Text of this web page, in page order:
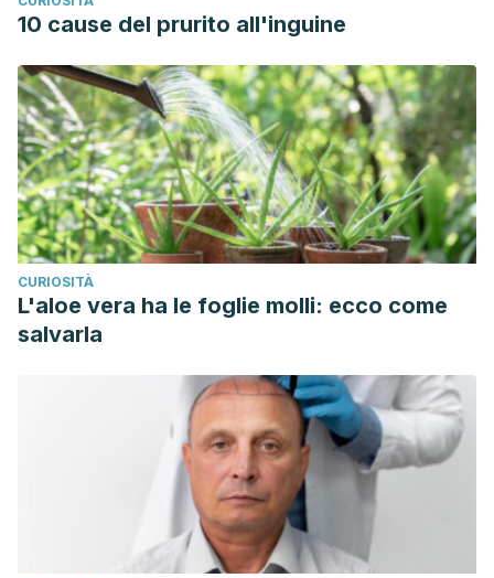
10 cause del prurito all'inguine
CURIOSITÀ
L'aloe vera ha le foglie molli: ecco come
salvarla